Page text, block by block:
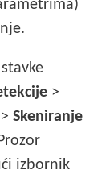
>
>Skeniranje
izbornik